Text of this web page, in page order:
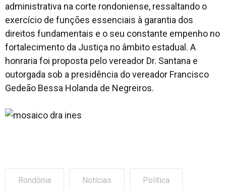
administrativa na corte rondoniense, ressaltando o
exercício de funções essenciais à garantia dos
direitos fundamentais e o seu constante empenho no
fortalecimento da Justiça no âmbito estadual. A
honraria foi proposta pelo vereador Dr. Santana e
outorgada sob a presidência do vereador Francisco
Gedeão Bessa Holanda de Negreiros.
Rondônia Notícias Política